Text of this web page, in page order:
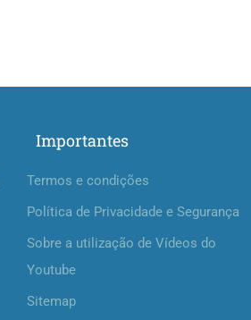
Importantes
Termos e condições
Política de Privacidade e Segurança
Sobre a utilização de Vídeos do
Youtube
Sitemap